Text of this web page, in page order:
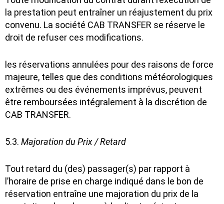
la prestation peut entraîner un réajustement du prix
convenu. La société CAB TRANSFER se réserve le
droit de refuser ces modifications.
les réservations annulées pour des raisons de force
majeure, telles que des conditions météorologiques
extrêmes ou des événements imprévus, peuvent
être remboursées intégralement à la discrétion de
CAB TRANSFER.
5.3. Majoration du Prix / Retard
Tout retard du (des) passager(s) par rapport à
l’horaire de prise en charge indiqué dans le bon de
réservation entraîne une majoration du prix de la